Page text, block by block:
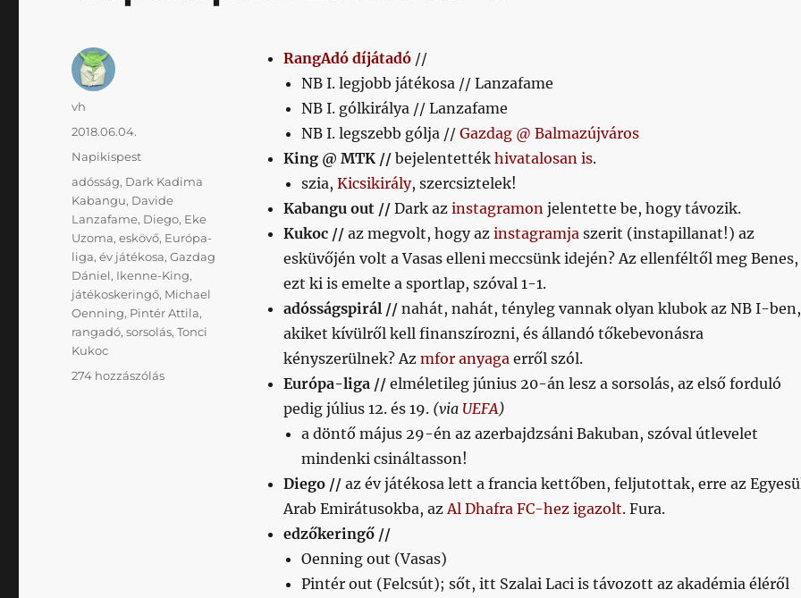
RangAdó díjátadó//
NB I. legjobb játékosa // Lanzafame
NB I. gólkirálya // Lanzafame
NB I. legszebb gólja // Gazdag @ Balmazújváros
King @ MTK // bejelentették hivatalosan is.
szia, Kicsikirály, szercsiztelek!
Kabangu out // Dark az instagramonjelentette be, hogy távozik.
Kukoc //az megvolt, hogy az instagramjaszerit (instapillanat!) az
esküvőjén volt a Vasas elleni meccsünk idején? Az ellenféltől meg Benes,
ezt ki is emelte a sportlap, szóval 1-1.
adósságspirál //nahát, nahát, tényleg vannak olyan klubok az NB I-ben,
akiket kívülről kell finanszírozni, és állandó tőkebevonásra
kényszerülnek? Az mfor anyagaerről szól.
Európa-liga // elméletileg június 20-án lesz a sorsolás, az első forduló
pedig július 12. és 19. (via UEFA)
a döntő május 29-én az azerbajdzsáni Bakuban, szóval útlevelet
mindenki csináltasson!
Diego //az év játékosa lett a francia kettőben, feljutottak, erre az
Arab Emirátusokba, azAl Dhafra FC-hez igazolt. Fura.
edzőkeringő //
Oenning out (Vasas)
Pintér out (Felcsút); sőt, itt Szalai Laci is távozott az akadémia éléről
Szerző
vh
Közzétéve
2018.06.04.
Kategória
Napikispest
Címke
adósság, Dark Kadima
Kabangu, Davide
Lanzafame, Diego, Eke
Uzoma,eskövő, Európa-
liga,év játékosa,Gazdag
Dániel, Ikenne-King,
játékoskeringő, Michael
Oenning, Pintér Attila,
rangadó,sorsolás,Tonci
Kukoc
274 hozzászólásNapikispest